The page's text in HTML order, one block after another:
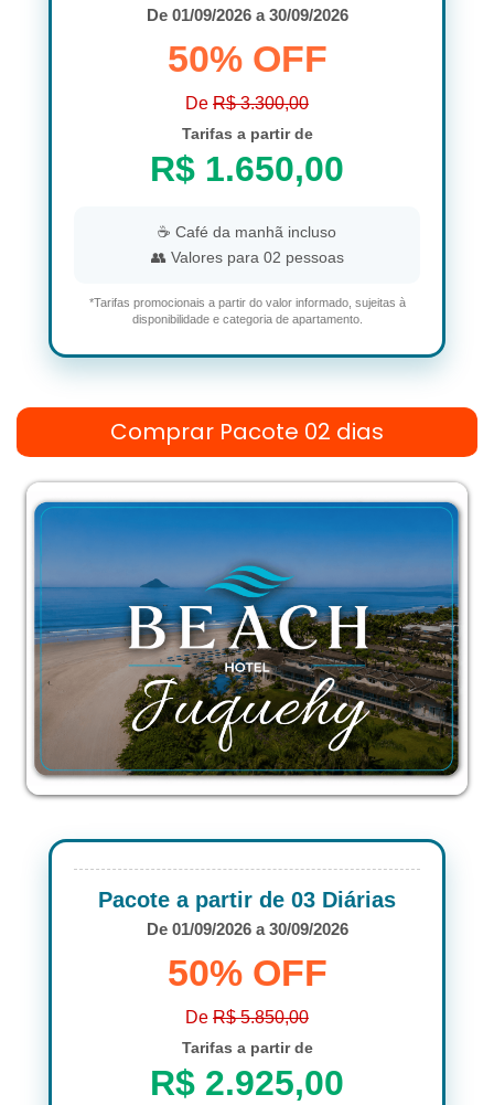
De 01/09/2026 a 30/09/2026
50% OFF
De R$ 3.300,00
Tarifas a partir de
R$ 1.650,00
☕ Café da manhã incluso
👥 Valores para 02 pessoas
*Tarifas promocionais a partir do valor informado, sujeitas à
disponibilidade e categoria de apartamento.
Comprar Pacote 02 dias
Pacote a partir de 03 Diárias
De 01/09/2026 a 30/09/2026
50% OFF
De R$ 5.850,00
Tarifas a partir de
R$ 2.925,00